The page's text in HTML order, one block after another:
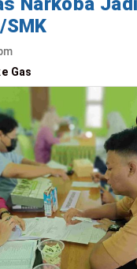
SMK
Gas